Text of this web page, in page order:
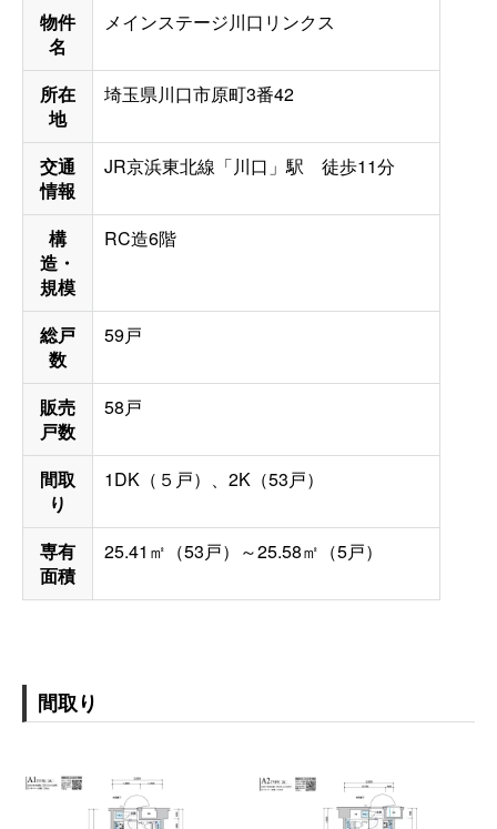
物件
名
メインステージ川口リンクス
所在
地
埼玉県川口市原町3番42
交通
情報
JR京浜東北線「川口」駅 徒歩11分
構
造・
規模
RC造6階
総戸
数
59戸
販売
戸数
58戸
間取
り
1DK（５戸）、2K（53戸）
専有
面積
25.41㎡（53戸）～25.58㎡（5戸）
間取り